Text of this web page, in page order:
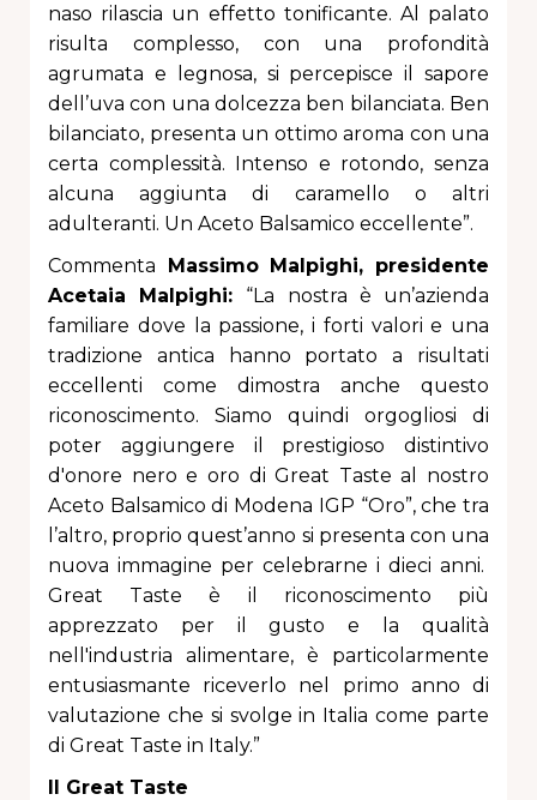
naso rilascia un effetto tonificante. Al palato
risulta complesso, con una profondità
agrumata e legnosa, si percepisce il sapore
dell’uva con una dolcezza ben bilanciata. Ben
bilanciato, presenta un ottimo aroma con una
certa complessità. Intenso e rotondo, senza
alcuna aggiunta di caramello o altri
adulteranti. Un Aceto Balsamico eccellente”.
Commenta Massimo Malpighi, presidente
Acetaia Malpighi: “La nostra è un’azienda
familiare dove la passione, i forti valori e una
tradizione antica hanno portato a risultati
eccellenti come dimostra anche questo
riconoscimento. Siamo quindi orgogliosi di
poter aggiungere il prestigioso distintivo
d'onore nero e oro di Great Taste al nostro
Aceto Balsamico di Modena IGP “Oro”, che tra
l’altro, proprio quest’anno si presenta con una
nuova immagine per celebrarne i dieci anni.
Great Taste è il riconoscimento più
apprezzato per il gusto e la qualità
nell'industria alimentare, è particolarmente
entusiasmante riceverlo nel primo anno di
valutazione che si svolge in Italia come parte
di Great Taste in Italy.”
Il Great Taste